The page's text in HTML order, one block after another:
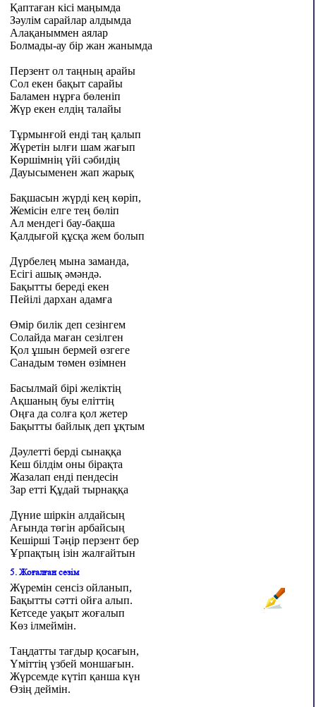
Қаптаған кісі маңымда
Зәулім сарайлар алдымда
Алақаныммен аялар
Болмады-ау бір жан жанымда
Перзент ол таңның арайы
Сол екен бақыт сарайы
Баламен нұрға бөленіп
Жүр екен елдің талайы
Тұрмынғой енді таң қалып
Жүретін ылғи шам жағып
Көршімнің үйі сәбидің
Дауысыменен жап жарық
Бақшасын жүрді кең көріп,
Жемісін елге тең бөліп
Ал мендегі бау-бақша
Қалдығой құсқа жем болып
Дүрбелең мына заманда,
Есігі ашық әмәндә.
Бақытты береді екен
Пейілі дархан адамға
Өмір билік деп сезінгем
Солайда маған сезілген
Қол ұшын бермей өзгеге
Санадым төмен өзімнен
Басылмай бірі желіктің
Ақшаның буы еліттің
Оңға да солға қол жетер
Бақытты байлық деп ұқтым
Дәулетті берді сынаққа
Кеш білдім оны бірақта
Жазалап енді пендесін
Зар етті Құдай тырнаққа
Дүние шіркін алдайсың
Ағында төгін арбайсың
Кешірші Тәңір перзент бер
Ұрпақтың ізін жалғайтын
5. Жоғалған сезім
Жүремін сенсіз ойланып,
Бақытты сәтті ойға алып.
Кетседе уақыт жоғалып
Көз ілмеймін.
Таңдатты тағдыр қосағын,
Үміттің үзбей моншағын.
Жүрсемде күтіп қанша күн
Өзің деймін.